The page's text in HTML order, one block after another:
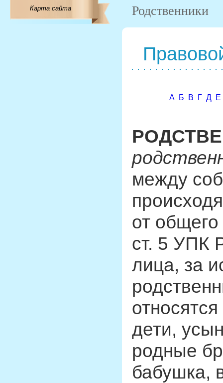
Карта сайта
Родственники
А Б В Г Д Е
между
от общего
ст. 5 УПК
лица, за
дети,
родные
бабушка,